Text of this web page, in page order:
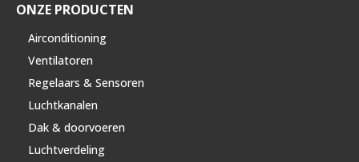
ONZE PRODUCTEN
Airconditioning
Ventilatoren
Regelaars & Sensoren
Luchtkanalen
Dak & doorvoeren
Luchtverdeling